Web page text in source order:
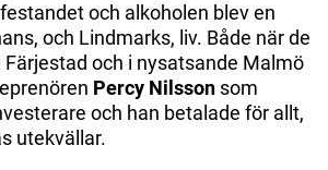
och alkoholen blev en
och Lindmarks, liv. Både när de
Färjestad och i nysatsande Malmö
Percy Nilsson som
och han betalade för allt,
utekvällar.